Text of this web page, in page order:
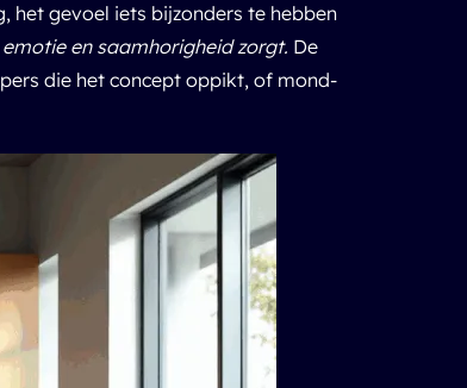
gevoel iets bijzonders te hebben
en saamhorigheid zorgt. De
die het concept oppikt, of mond-